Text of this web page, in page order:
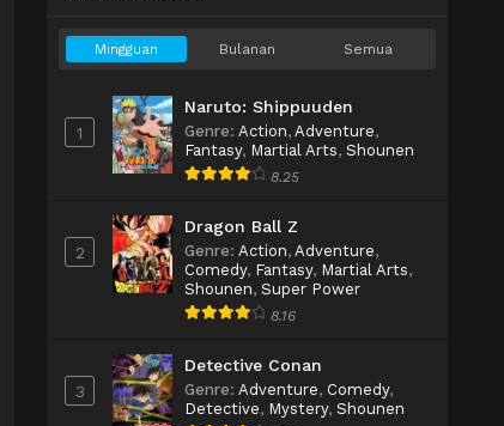
Mingguan Bulanan Semua
1
Naruto: Shippuuden
Genre: Action, Adventure,
Fantasy, Martial Arts, Shounen
8.25
2
Dragon Ball Z
Genre: Action, Adventure,
Comedy, Fantasy, Martial Arts,
Shounen, Super Power
8.16
3
Detective Conan
Genre: Adventure, Comedy,
Detective, Mystery, Shounen